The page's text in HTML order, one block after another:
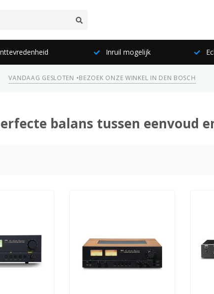
Inruil mogelijk
VANDAAG GESLOTEN •BEZOEK ONZE WINKEL IN DEN BOSCH
balans tussen eenvoud